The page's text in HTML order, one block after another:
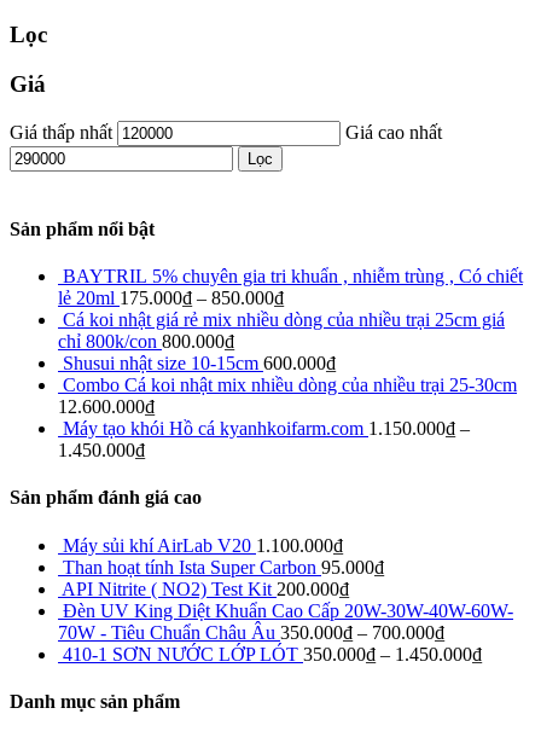
Lọc
Giá
Giá thấp nhất Giá cao nhất
Lọc
Sản phẩm nổi bật
BAYTRIL 5% chuyên gia tri khuẩn , nhiễm trùng , Có chiết
lẻ 20ml 175.000₫ – 850.000₫
Cá koi nhật giá rẻ mix nhiều dòng của nhiều trại 25cm giá
chỉ 800k/con 800.000₫
Shusui nhật size 10-15cm 600.000₫
Combo Cá koi nhật mix nhiều dòng của nhiều trại 25-30cm
12.600.000₫
Máy tạo khói Hồ cá kyanhkoifarm.com 1.150.000₫ –
1.450.000₫
Sản phẩm đánh giá cao
Máy sủi khí AirLab V20 1.100.000₫
Than hoạt tính Ista Super Carbon 95.000₫
API Nitrite ( NO2) Test Kit 200.000₫
Đèn UV King Diệt Khuẩn Cao Cấp 20W-30W-40W-60W-
70W - Tiêu Chuẩn Châu Âu 350.000₫ – 700.000₫
410-1 SƠN NƯỚC LỚP LÓT 350.000₫ – 1.450.000₫
Danh mục sản phẩm